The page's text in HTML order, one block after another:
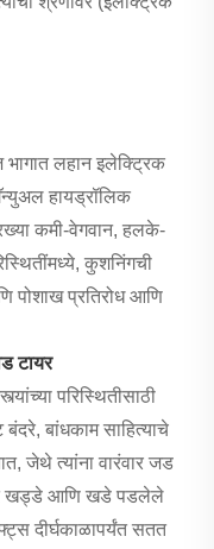
लहान इलेक्ट्रिक
हायड्रॉलिक
कमी-वेगवान, हलके-
कुशनिंगची
प्रतिरोध आणि
टायर
परिस्थितीसाठी
बांधकाम साहित्याचे
जेथे त्यांना वारंवार जड
खड्डे आणि खडे पडलेले
दीर्घकाळापर्यंत सतत